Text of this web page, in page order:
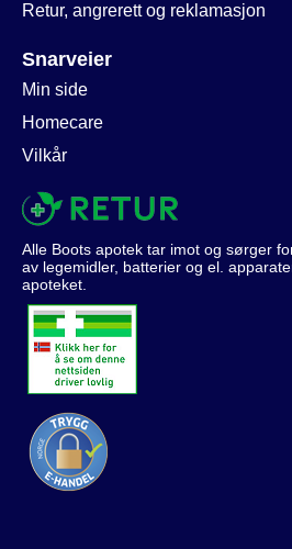
Retur, angrerett og reklamasjon
Snarveier
Min side
Homecare
Vilkår
Alle Boots apotek tar imot og sørger
av legemidler, batterier og el.
apoteket.